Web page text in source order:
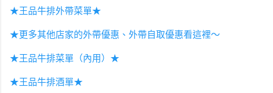
★王品牛排外帶菜單★
★更多其他店家的外帶優惠、外帶自取優惠看這裡～
★王品牛排菜單（內用）★
★王品牛排酒單★